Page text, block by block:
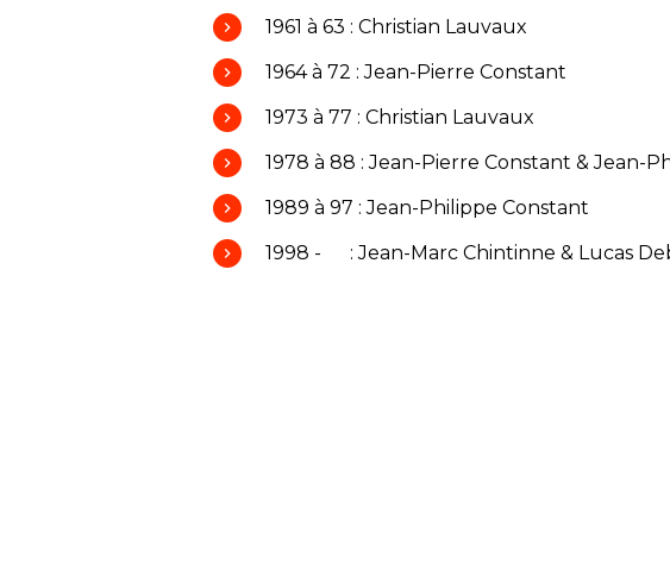
1961 à 63 : Christian Lauvaux
1964 à 72 : Jean-Pierre Constant
1973 à 77 : Christian Lauvaux
1978 à 88 : Jean-Pierre Constant & Jean-
1989 à 97 : Jean-Philippe Constant
1998 - : Jean-Marc Chintinne & Lucas